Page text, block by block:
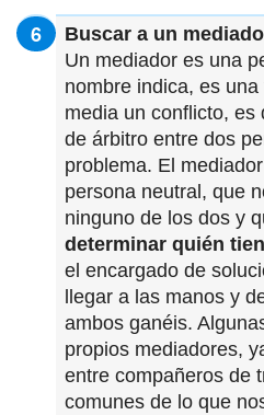
Buscar a un
Un mediador es una
nombre indica, es
media un conflicto, es
de árbitro entre dos
problema. El
persona neutral, que
ninguno de los dos y
determinar quién
el encargado de
llegar a las manos y
ambos ganéis.
propios mediadores,
entre compañeros de
comunes de lo que